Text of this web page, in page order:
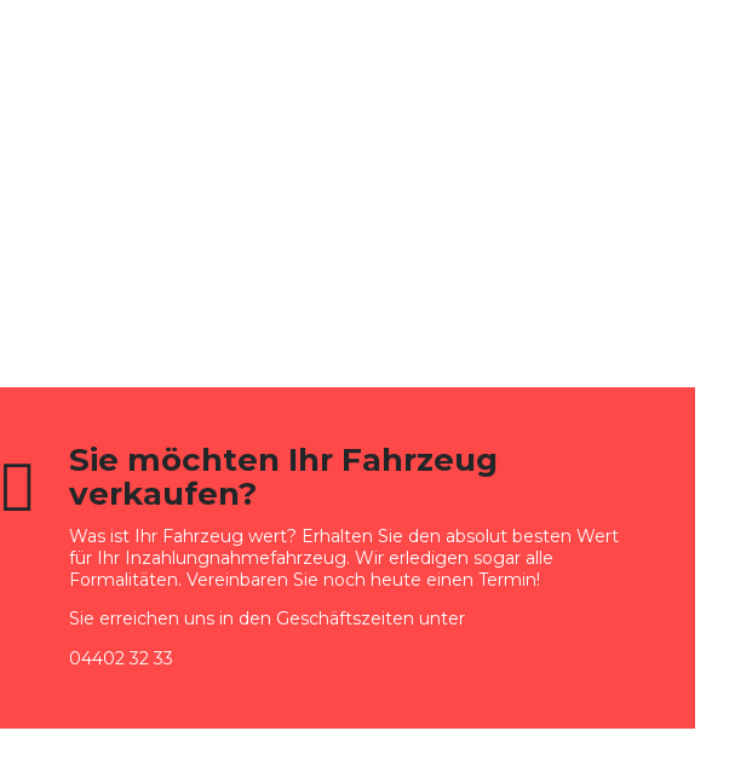
Sie möchten Ihr Fahrzeug
verkaufen?
Was ist Ihr Fahrzeug wert? Erhalten Sie den absolut besten Wert
für Ihr Inzahlungnahmefahrzeug. Wir erledigen sogar alle
Formalitäten. Vereinbaren Sie noch heute einen Termin!
Sie erreichen uns in den Geschäftszeiten unter
04402 32 33